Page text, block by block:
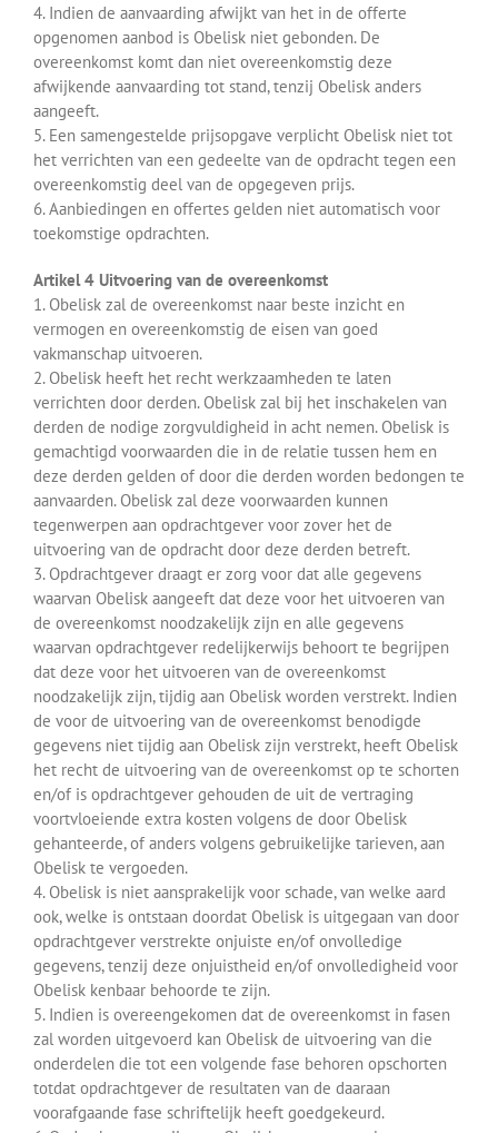
4. Indien de aanvaarding afwijkt van het in de offerte
opgenomen aanbod is Obelisk niet gebonden. De
overeenkomst komt dan niet overeenkomstig deze
afwijkende aanvaarding tot stand, tenzij Obelisk anders
aangeeft.
5. Een samengestelde prijsopgave verplicht Obelisk niet tot
het verrichten van een gedeelte van de opdracht tegen een
overeenkomstig deel van de opgegeven prijs.
6. Aanbiedingen en offertes gelden niet automatisch voor
toekomstige opdrachten.
Artikel 4 Uitvoering van de overeenkomst
1. Obelisk zal de overeenkomst naar beste inzicht en
vermogen en overeenkomstig de eisen van goed
vakmanschap uitvoeren.
2. Obelisk heeft het recht werkzaamheden te laten
verrichten door derden. Obelisk zal bij het inschakelen van
derden de nodige zorgvuldigheid in acht nemen. Obelisk is
gemachtigd voorwaarden die in de relatie tussen hem en
deze derden gelden of door die derden worden bedongen te
aanvaarden. Obelisk zal deze voorwaarden kunnen
tegenwerpen aan opdrachtgever voor zover het de
uitvoering van de opdracht door deze derden betreft.
3. Opdrachtgever draagt er zorg voor dat alle gegevens
waarvan Obelisk aangeeft dat deze voor het uitvoeren van
de overeenkomst noodzakelijk zijn en alle gegevens
waarvan opdrachtgever redelijkerwijs behoort te begrijpen
dat deze voor het uitvoeren van de overeenkomst
noodzakelijk zijn, tijdig aan Obelisk worden verstrekt. Indien
de voor de uitvoering van de overeenkomst benodigde
gegevens niet tijdig aan Obelisk zijn verstrekt, heeft Obelisk
het recht de uitvoering van de overeenkomst op te schorten
en/of is opdrachtgever gehouden de uit de vertraging
voortvloeiende extra kosten volgens de door Obelisk
gehanteerde, of anders volgens gebruikelijke tarieven, aan
Obelisk te vergoeden.
4. Obelisk is niet aansprakelijk voor schade, van welke aard
ook, welke is ontstaan doordat Obelisk is uitgegaan van door
opdrachtgever verstrekte onjuiste en/of onvolledige
gegevens, tenzij deze onjuistheid en/of onvolledigheid voor
Obelisk kenbaar behoorde te zijn.
5. Indien is overeengekomen dat de overeenkomst in fasen
zal worden uitgevoerd kan Obelisk de uitvoering van die
onderdelen die tot een volgende fase behoren opschorten
totdat opdrachtgever de resultaten van de daaraan
voorafgaande fase schriftelijk heeft goedgekeurd.